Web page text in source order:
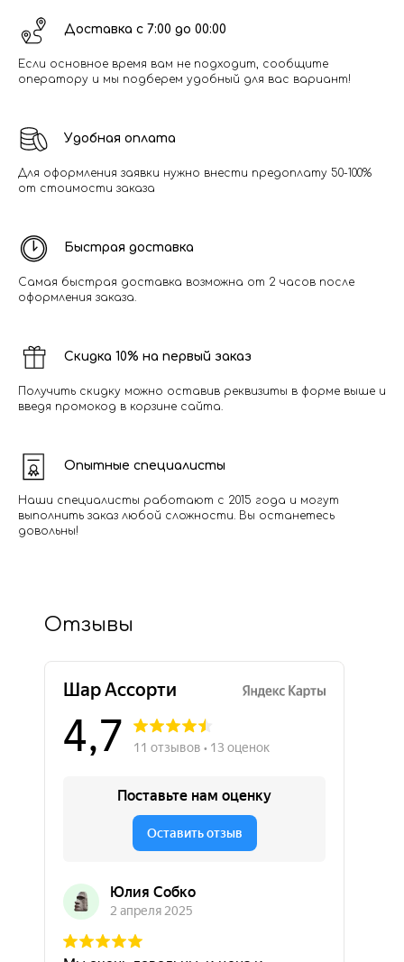
Доставка с 7:00 до 00:00
Если основное время вам не подходит, сообщите
оператору и мы подберем удобный для вас вариант!
Удобная оплата
Для оформления заявки нужно внести предоплату 50-100%
от стоимости заказа
Быстрая доставка
Самая быстрая доставка возможна от 2 часов после
оформления заказа.
Скидка 10% на первый заказ
Получить скидку можно оставив реквизиты в форме выше и
введя промокод в корзине сайта.
Опытные специалисты
Наши специалисты работают с 2015 года и могут
выполнить заказ любой сложности. Вы останетесь
довольны!
Отзывы